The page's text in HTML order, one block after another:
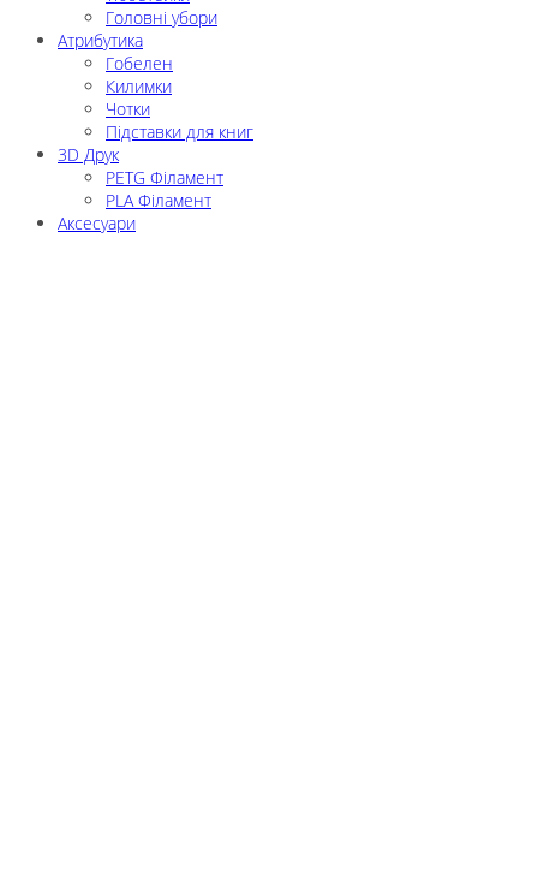
Головні убори
Атрибутика
Гобелен
Килимки
Чотки
Підставки для книг
3D Друк
PETG Філамент
PLA Філамент
Аксесуари